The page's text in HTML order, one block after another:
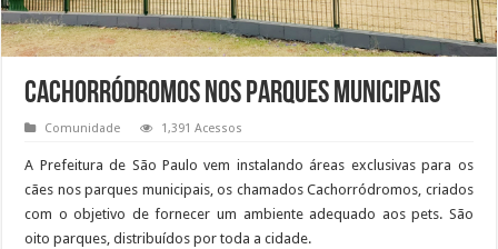
Cachorródromos nos parques municipais
Comunidade 1,391 Acessos
A Prefeitura de São Paulo vem instalando áreas exclusivas para os
cães nos parques municipais, os chamados Cachorródromos, criados
com o objetivo de fornecer um ambiente adequado aos pets. São
oito parques, distribuídos por toda a cidade.